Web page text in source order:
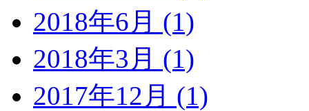
2018年6月 (1)
2018年3月 (1)
2017年12月 (1)